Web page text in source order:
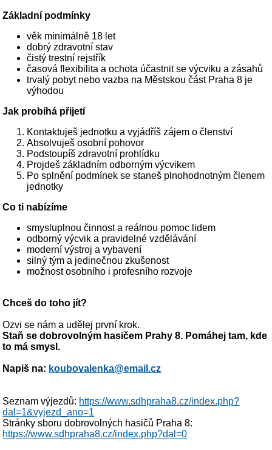
Základní podmínky
věk minimálně 18 let
dobrý zdravotní stav
čistý trestní rejstřík
časová flexibilita a ochota účastnit se výcviku a zásahů
trvalý pobyt nebo vazba na Městskou část Praha 8 je
výhodou
Jak probíhá přijetí
Kontaktuješ jednotku a vyjádříš zájem o členství
Absolvuješ osobní pohovor
Podstoupíš zdravotní prohlídku
Projdeš základním odborným výcvikem
Po splnění podmínek se staneš plnohodnotným členem
jednotky
Co ti nabízíme
smysluplnou činnost a reálnou pomoc lidem
odborný výcvik a pravidelné vzdělávání
moderní výstroj a vybavení
silný tým a jedinečnou zkušenost
možnost osobního i profesního rozvoje
Chceš do toho jít?
Ozvi se nám a udělej první krok.
Staň se dobrovolným hasičem Prahy 8. Pomáhej tam, kde
to má smysl.
Napiš na: koubovalenka@email.cz
Seznam výjezdů: https://www.sdhpraha8.cz/index.php?
dal=1&vyjezd_ano=1
Stránky sboru dobrovolných hasičů Praha 8:
https://www.sdhpraha8.cz/index.php?dal=0